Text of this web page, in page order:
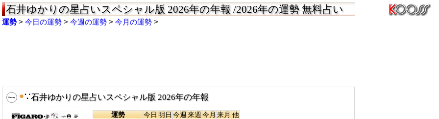
石井ゆかりの星占いスペシャル版 2026年の年報 /2026年の運勢 無料占い
運勢 今日の運勢 今週の運勢 今月の運勢
●∵石井ゆかりの星占いスペシャル版 2026年の年報
運勢 今日明日今週来週今月来月他